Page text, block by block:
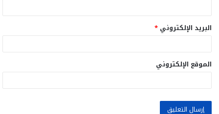
البريد الإلكتروني *
الموقع الإلكتروني